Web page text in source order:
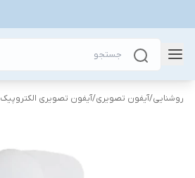
روشنایی/آیفون تصویری/آیفون تصویری الکتروپیک